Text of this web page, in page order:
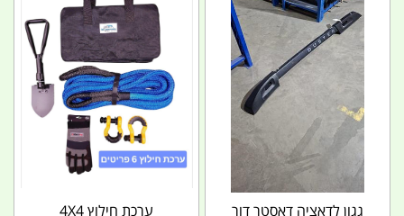
גגון לדאציה דאסטר דור ערכת חילוץ 4X4